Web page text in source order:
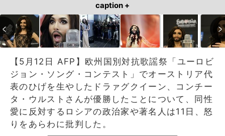
caption +
【5月12日 AFP】欧州国別対抗歌謡祭「ユーロビ
ジョン・ソング・コンテスト」でオーストリア代
表のひげを生やしたドラァグクイーン、コンチー
タ・ウルストさんが優勝したことについて、同性
愛に反対するロシアの政治家や著名人は11日、怒
りをあらわに批判した。